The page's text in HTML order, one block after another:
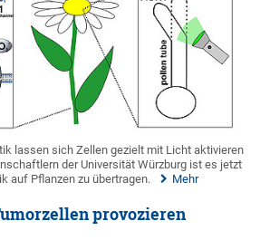
lassen sich Zellen gezielt mit Licht aktivieren
der Universität Würzburg ist es jetzt
auf Pflanzen zu übertragen.
Mehr
provozieren